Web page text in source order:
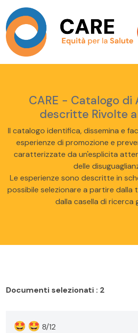
CARE - Catalogo di
descritte Rivolte
Il catalogo identifica, dissemina e
esperienze di promozione e
caratterizzate da un'esplicita
delle
Le esperienze sono descritte in
possibile selezionare a partire
dalla casella di ricerca
Documenti selezionati : 2
🤩 🤩 8/12